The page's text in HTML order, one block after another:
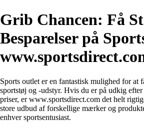
Grib Chancen: Få
Besparelser på
Sports outlet er en fantastisk mulighed for at
sportstøj og -udstyr. Hvis du er på udkig
priser, er www.sportsdirect.com det helt
store udbud af forskellige mærker og
enhver sportsentusiast.